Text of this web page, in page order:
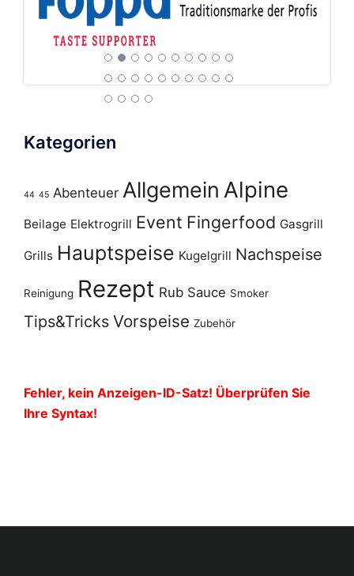
Kategorien
44 45 Abenteuer Allgemein Alpine
Beilage Elektrogrill Event Fingerfood Gasgrill
Grills Hauptspeise Kugelgrill Nachspeise
Reinigung Rezept Rub Sauce Smoker
Tips&Tricks Vorspeise Zubehör
Fehler, kein Anzeigen-ID-Satz! Überprüfen Sie
Ihre Syntax!